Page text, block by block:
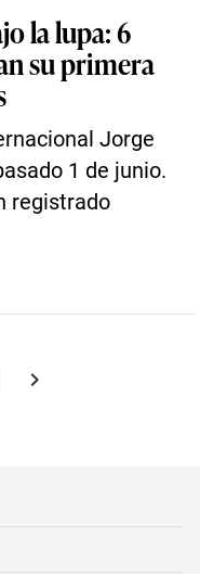
la lupa: 6
su primera
Jorge
1 de junio.
registrado